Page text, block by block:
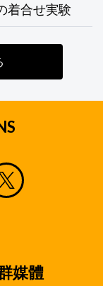
着合せ実験
媒體